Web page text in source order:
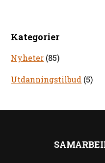
Kategorier
Nyheter (85)
Utdanningstilbud (5)